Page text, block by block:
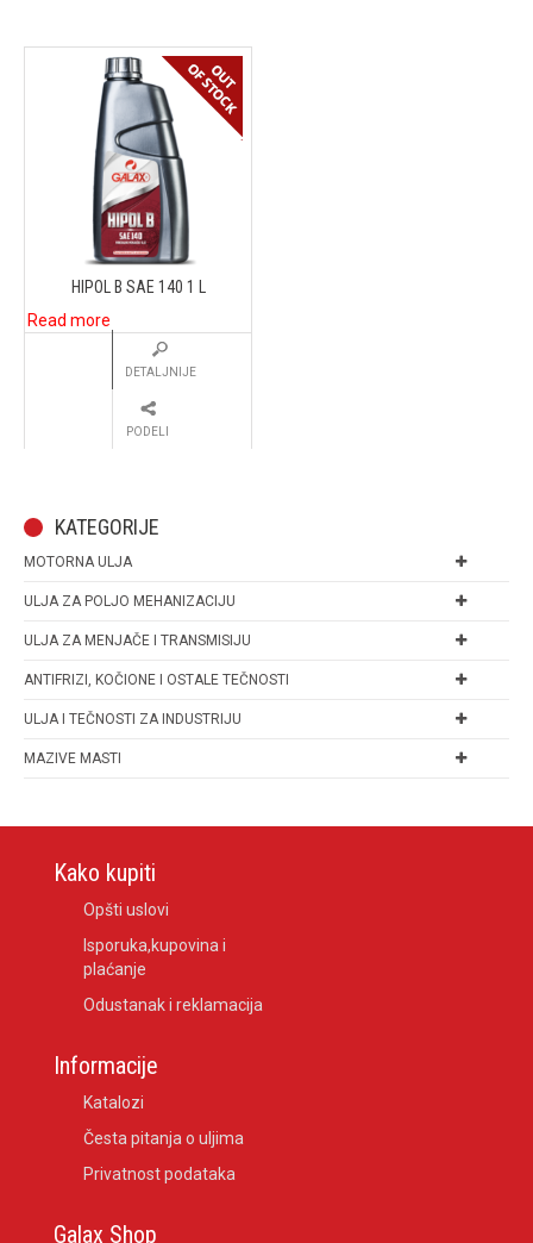
HIPOL B SAE 140 1 L
Read more
DETALJNIJE
PODELI
KATEGORIJE
MOTORNA ULJA
ULJA ZA POLJO MEHANIZACIJU
ULJA ZA MENJAČE I TRANSMISIJU
ANTIFRIZI, KOČIONE I OSTALE TEČNOSTI
ULJA I TEČNOSTI ZA INDUSTRIJU
MAZIVE MASTI
Kako kupiti
Opšti uslovi
Isporuka,kupovina i
plaćanje
Odustanak i reklamacija
Informacije
Katalozi
Česta pitanja o uljima
Privatnost podataka
Galax Shop